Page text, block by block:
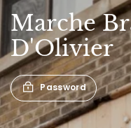
Marche
D'Olivier
Password